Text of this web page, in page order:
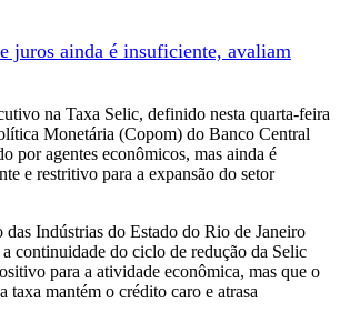
juros ainda é insuficiente, avaliam
na Taxa Selic, definido nesta quarta-feira
Monetária (Copom) do Banco Central
por agentes econômicos, mas ainda é
e restritivo para a expansão do setor
das Indústrias do Estado do Rio de Janeiro
continuidade do ciclo de redução da Selic
para a atividade econômica, mas que o
taxa mantém o crédito caro e atrasa